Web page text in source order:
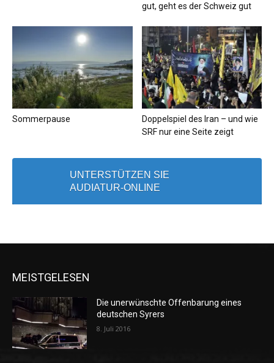
gut, geht es der Schweiz gut
Sommerpause
Doppelspiel des Iran – und wie
SRF nur eine Seite zeigt
UNTERSTÜTZEN SIE
AUDIATUR-ONLINE
MEISTGELESEN
Die unerwünschte Offenbarung eines
deutschen Syrers
8. Juli 2016